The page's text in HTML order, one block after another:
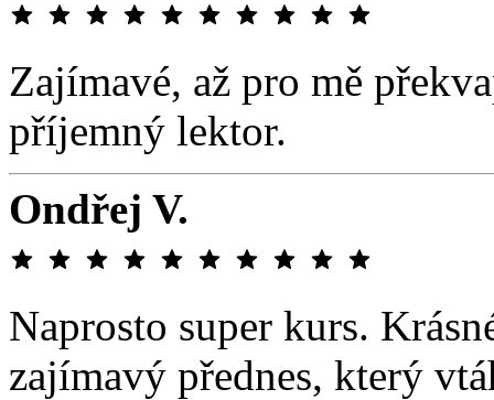
Zajímavé, až pro mě
příjemný lektor.
Ondřej V.
Naprosto super kurs.
zajímavý přednes, který